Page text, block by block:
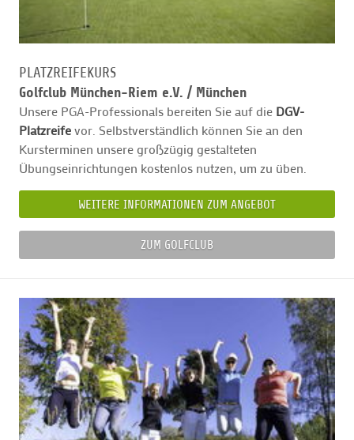
PLATZREIFEKURS
Golfclub München-Riem e.V. / München
Unsere PGA-Professionals bereiten Sie auf die DGV-
Platzreifevor. Selbstverständlich können Sie an den
Kursterminen unsere großzügig gestalteten
Übungseinrichtungen kostenlos nutzen, um zu üben.
WEITERE INFORMATIONEN ZUM ANGEBOT
ZUM GOLFCLUB